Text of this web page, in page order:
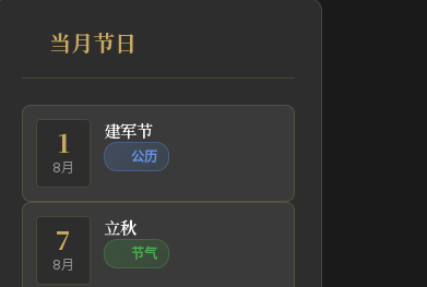
当月节日
1
8月
建军节
公历
7
8月
立秋
节气